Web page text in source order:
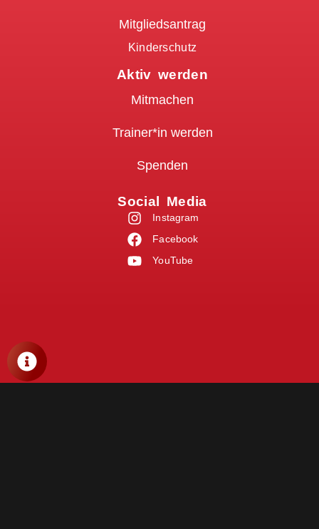
Mitgliedsantrag
Kinderschutz
Aktiv werden
Mitmachen
Trainer*in werden
Spenden
Social Media
Instagram
Facebook
YouTube